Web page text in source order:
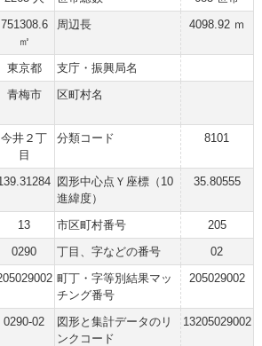
751308.6
㎡
周辺長 4098.92 ｍ
東京都
支庁・振興局名
青梅市 区町村名
今井２丁
目
分類コード 8101
図形中心点Ｙ座標（10
進緯度）
35.80555
13 市区町村番号
205
0290 丁目、字などの番号
02
町丁・字等別結果マッ
チング番号
205029002
0290-02
図形と集計データのリ
ンクコード
13205029002